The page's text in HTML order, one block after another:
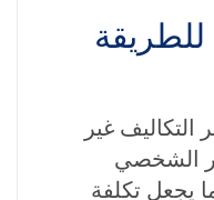
للطريقة
التكاليف غير
الشخصي
يجعل تكلفة